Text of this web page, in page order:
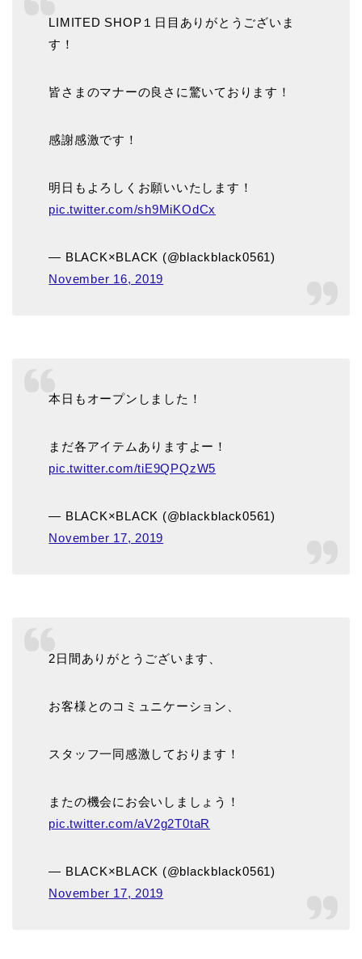
LIMITED SHOP１日目ありがとうございま
す！
皆さまのマナーの良さに驚いております！
感謝感激です！
明日もよろしくお願いいたします！
pic.twitter.com/sh9MiKOdCx
— BLACK×BLACK (@blackblack0561)
November 16, 2019
本日もオープンしました！
まだ各アイテムありますよー！
pic.twitter.com/tiE9QPQzW5
— BLACK×BLACK (@blackblack0561)
November 17, 2019
2日間ありがとうございます、
お客様とのコミュニケーション、
スタッフ一同感激しております！
またの機会にお会いしましょう！
pic.twitter.com/aV2g2T0taR
— BLACK×BLACK (@blackblack0561)
November 17, 2019